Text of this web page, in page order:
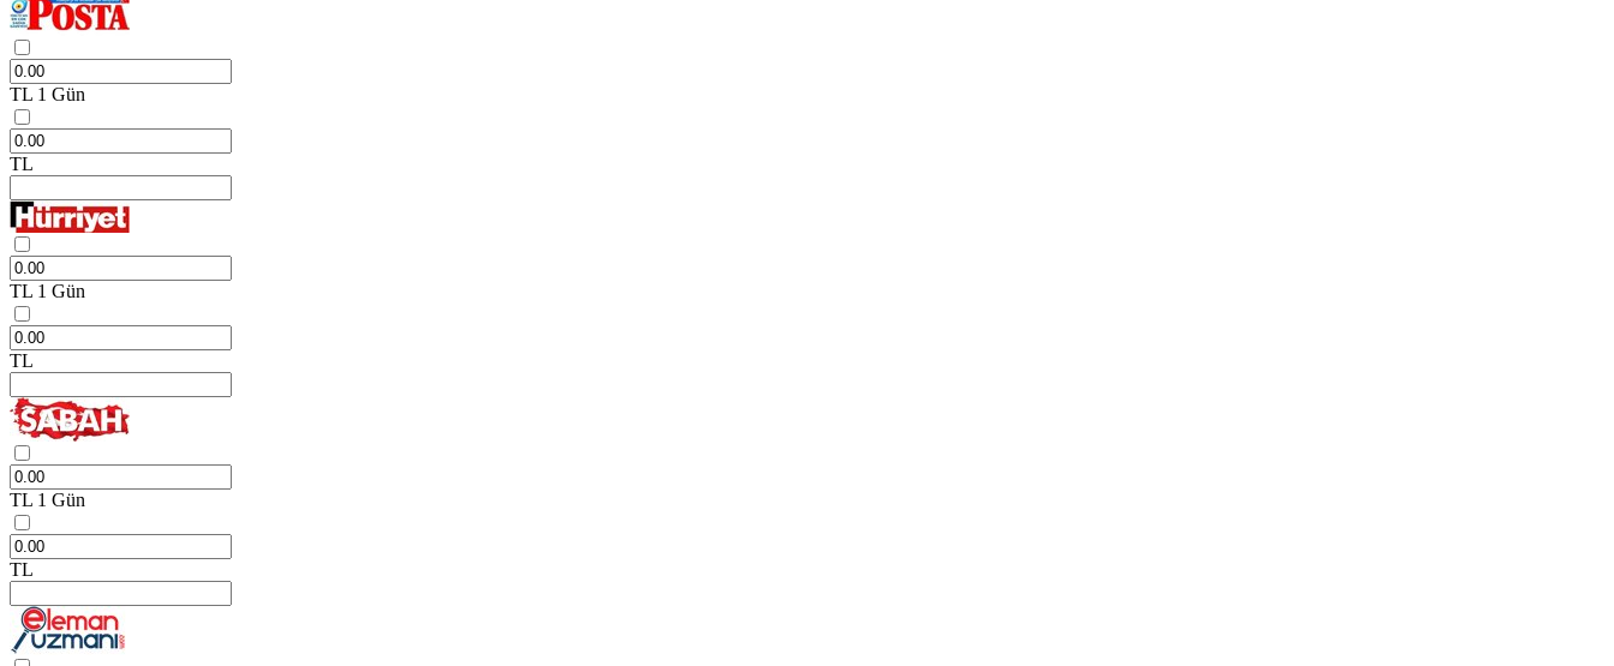
TL 1 Gün
TL
TL 1 Gün
TL
TL 1 Gün
TL